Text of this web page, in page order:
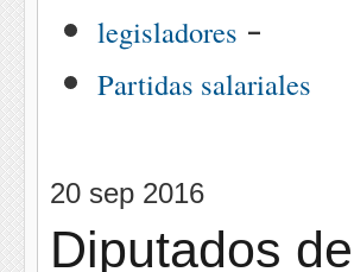
legisladores -
Partidas salariales
20 sep 2016
Diputados